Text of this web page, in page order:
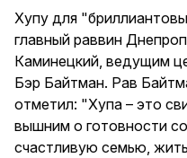
Хупу для
главный раввин
Каминецкий, ведущим
Бэр Байтман. Рав
отметил: "Хупа – это
вышним о готовности
счастливую семью,